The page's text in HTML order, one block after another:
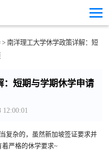
> 南洋理工大学休学政策详解：短
：短期与学期休学申请
复杂的，虽然新加坡签证要求并
严格的休学要求~